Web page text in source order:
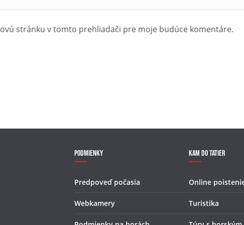
stránku v tomto prehliadači pre moje budúce komentáre.
Podmienky
Predpoveď počasia
Webkamery
Kam do Tatier
Online
Turistika